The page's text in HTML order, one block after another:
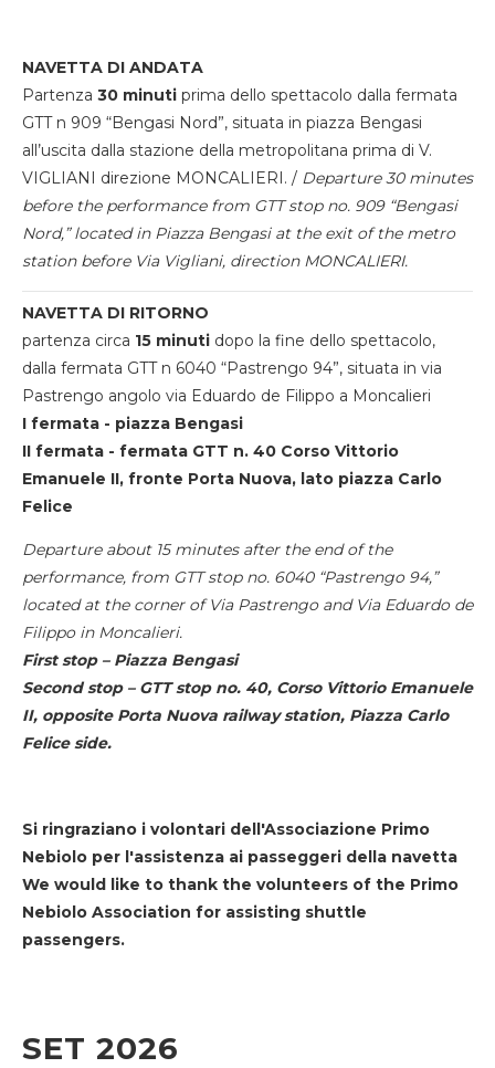
NAVETTA DI ANDATA
Partenza 30 minuti prima dello spettacolo dalla fermata
GTT n 909 “Bengasi Nord”, situata in piazza Bengasi
all’uscita dalla stazione della metropolitana prima di V.
VIGLIANI direzione MONCALIERI. / Departure 30 minutes
before the performance from GTT stop no. 909 “Bengasi
Nord,” located in Piazza Bengasi at the exit of the metro
station before Via Vigliani, direction MONCALIERI.
NAVETTA DI RITORNO
partenza circa 15 minuti dopo la fine dello spettacolo,
dalla fermata GTT n 6040 “Pastrengo 94”, situata in via
Pastrengo angolo via Eduardo de Filippo a Moncalieri
I fermata - piazza Bengasi
II fermata - fermata GTT n. 40 Corso Vittorio
Emanuele II, fronte Porta Nuova, lato piazza Carlo
Felice
Departure about 15 minutes after the end of the
performance, from GTT stop no. 6040 “Pastrengo 94,”
located at the corner of Via Pastrengo and Via Eduardo de
Filippo in Moncalieri.
First stop – Piazza Bengasi
Second stop – GTT stop no. 40, Corso Vittorio Emanuele
II, opposite Porta Nuova railway station, Piazza Carlo
Felice side.
Si ringraziano i volontari dell'Associazione Primo
Nebiolo per l'assistenza ai passeggeri della navetta
We would like to thank the volunteers of the Primo
Nebiolo Association for assisting shuttle
passengers.
SET 2026